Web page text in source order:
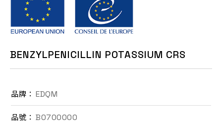
BENZYLPENICILLIN POTASSIUM CRS
品牌： EDQM
品號： B0700000
最新消息
檔案下載
聯絡我們